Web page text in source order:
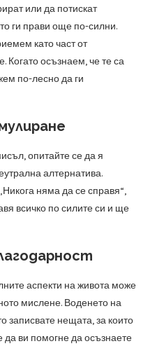
или да потискат
ги прави още по-силни.
като част от
Когато осъзнаем, че те са
по-лесно да ги
опитайте се да я
алтернатива.
няма да се справя“,
всичко по силите си и ще
аспекти на живота може
мислене. Воденето на
записвате нещата, за които
да ви помогне да осъзнаете